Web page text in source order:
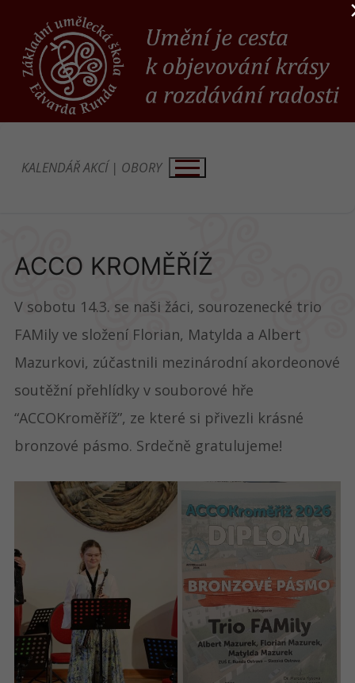
obsah
KALENDÁŘ AKCÍ| OBORY
ACCO KROMĚŘÍŽ
V sobotu 14.3. se naši žáci, sourozenecké trio
FAMily ve složení Florian, Matylda a Albert
Mazurkovi, zúčastnili mezinárodní akordeonové
soutěžní přehlídky v souborové hře
“ACCOKroměříž”, ze které si přivezli krásné
bronzové pásmo. Srdečně gratulujeme!